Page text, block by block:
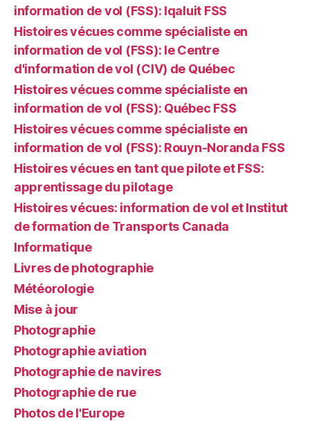
information de vol (FSS): Iqaluit FSS
Histoires vécues comme spécialiste en
information de vol (FSS): le Centre
d'information de vol (CIV) de Québec
Histoires vécues comme spécialiste en
information de vol (FSS): Québec FSS
Histoires vécues comme spécialiste en
information de vol (FSS): Rouyn-Noranda FSS
Histoires vécues en tant que pilote et FSS:
apprentissage du pilotage
Histoires vécues: information de vol et Institut
de formation de Transports Canada
Informatique
Livres de photographie
Météorologie
Mise à jour
Photographie
Photographie aviation
Photographie de navires
Photographie de rue
Photos de l'Europe